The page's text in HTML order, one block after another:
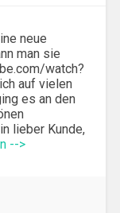
neue
man sie
watch?
auf vielen
es an den
lieber Kunde,
-->